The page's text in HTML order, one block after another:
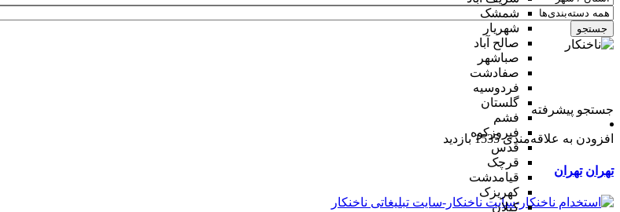
شمشک
شهریار
صالح آباد
صباشهر
صفادشت
فردوسیه
گلستان
فشم
فیروزکوه
قدس
قرچک
قیامدشت
کهریزک
کیلان
جستجو
جستجو پیشرفته
افزودن به علاقه‌مندی 1535 بازدید
تهران تهران